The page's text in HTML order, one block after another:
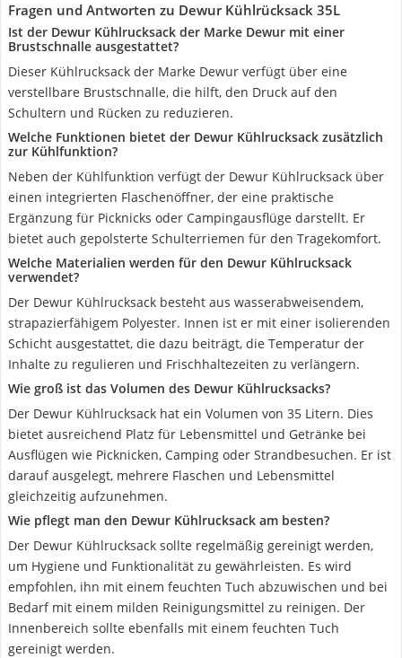
Fragen und Antworten zu Dewur Kühlrücksack 35L
Ist der Dewur Kühlrucksack der Marke Dewur mit einer
Brustschnalle ausgestattet?
Dieser Kühlrucksack der Marke Dewur verfügt über eine
verstellbare Brustschnalle, die hilft, den Druck auf den
Schultern und Rücken zu reduzieren.
Welche Funktionen bietet der Dewur Kühlrucksack zusätzlich
zur Kühlfunktion?
Neben der Kühlfunktion verfügt der Dewur Kühlrucksack über
einen integrierten Flaschenöffner, der eine praktische
Ergänzung für Picknicks oder Campingausflüge darstellt. Er
bietet auch gepolsterte Schulterriemen für den Tragekomfort.
Welche Materialien werden für den Dewur Kühlrucksack
verwendet?
Der Dewur Kühlrucksack besteht aus wasserabweisendem,
strapazierfähigem Polyester. Innen ist er mit einer isolierenden
Schicht ausgestattet, die dazu beiträgt, die Temperatur der
Inhalte zu regulieren und Frischhaltezeiten zu verlängern.
Wie groß ist das Volumen des Dewur Kühlrucksacks?
Der Dewur Kühlrucksack hat ein Volumen von 35 Litern. Dies
bietet ausreichend Platz für Lebensmittel und Getränke bei
Ausflügen wie Picknicken, Camping oder Strandbesuchen. Er ist
darauf ausgelegt, mehrere Flaschen und Lebensmittel
gleichzeitig aufzunehmen.
Wie pflegt man den Dewur Kühlrucksack am besten?
Der Dewur Kühlrucksack sollte regelmäßig gereinigt werden,
um Hygiene und Funktionalität zu gewährleisten. Es wird
empfohlen, ihn mit einem feuchten Tuch abzuwischen und bei
Bedarf mit einem milden Reinigungsmittel zu reinigen. Der
Innenbereich sollte ebenfalls mit einem feuchten Tuch
gereinigt werden.